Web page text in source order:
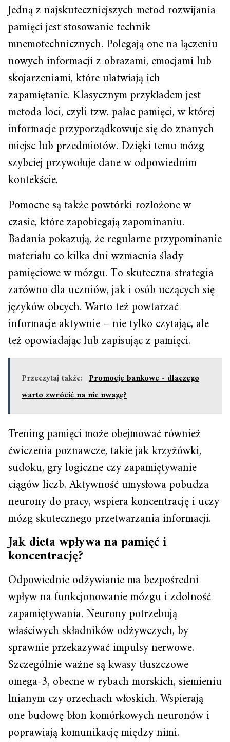
Jedną z najskuteczniejszych metod rozwijania
pamięci jest stosowanie technik
mnemotechnicznych. Polegają one na łączeniu
nowych informacji z obrazami, emocjami lub
skojarzeniami, które ułatwiają ich
zapamiętanie. Klasycznym przykładem jest
metoda loci, czyli tzw. pałac pamięci, w której
informacje przyporządkowuje się do znanych
miejsc lub przedmiotów. Dzięki temu mózg
szybciej przywołuje dane w odpowiednim
kontekście.
Pomocne są także powtórki rozłożone w
czasie, które zapobiegają zapominaniu.
Badania pokazują, że regularne przypominanie
materiału co kilka dni wzmacnia ślady
pamięciowe w mózgu. To skuteczna strategia
zarówno dla uczniów, jak i osób uczących się
języków obcych. Warto też powtarzać
informacje aktywnie – nie tylko czytając, ale
też opowiadając lub zapisując z pamięci.
Przeczytaj także: Promocje bankowe - dlaczego
warto zwrócić na nie uwagę?
Trening pamięci może obejmować również
ćwiczenia poznawcze, takie jak krzyżówki,
sudoku, gry logiczne czy zapamiętywanie
ciągów liczb. Aktywność umysłowa pobudza
neurony do pracy, wspiera koncentrację i uczy
mózg skutecznego przetwarzania informacji.
Jak dieta wpływa na pamięć i
koncentrację?
Odpowiednie odżywianie ma bezpośredni
wpływ na funkcjonowanie mózgu i zdolność
zapamiętywania. Neurony potrzebują
właściwych składników odżywczych, by
sprawnie przekazywać impulsy nerwowe.
Szczególnie ważne są kwasy tłuszczowe
omega-3, obecne w rybach morskich, siemieniu
lnianym czy orzechach włoskich. Wspierają
one budowę błon komórkowych neuronów i
poprawiają komunikację między nimi.